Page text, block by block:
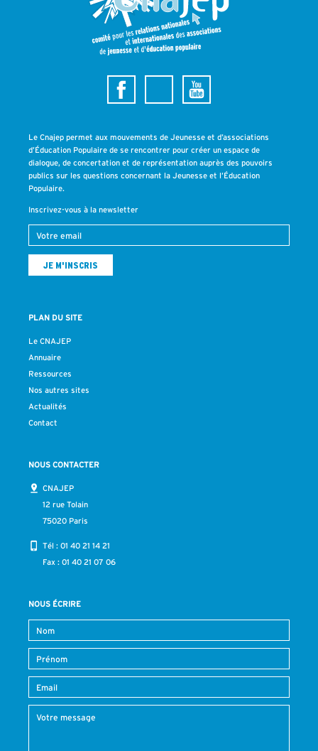
Le Cnajep permet aux mouvements de Jeunesse et d’associations
d’Éducation Populaire de se rencontrer pour créer un espace de
dialogue, de concertation et de représentation auprès des pouvoirs
publics sur les questions concernant la Jeunesse et l’Éducation
Populaire.
Inscrivez-vous à la newsletter
PLAN DU SITE
Le CNAJEP
Annuaire
Ressources
Nos autres sites
Actualités
Contact
NOUS CONTACTER
CNAJEP
12 rue Tolain
75020 Paris
Tél : 01 40 21 14 21
Fax : 01 40 21 07 06
NOUS ÉCRIRE